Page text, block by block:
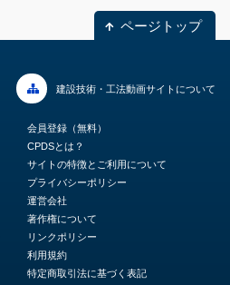
ページトップ
建設技術・工法動画サイトについて
会員登録（無料）
CPDSとは？
サイトの特徴とご利用について
プライバシーポリシー
運営会社
著作権について
リンクポリシー
利用規約
特定商取引法に基づく表記